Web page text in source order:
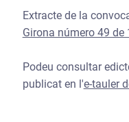
Extracte de la
Girona número 49 de
Podeu consultar
publicat en l'e-tauler